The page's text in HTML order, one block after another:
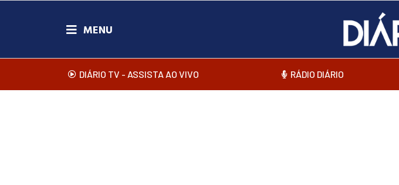
DIÁRIO TV - ASSISTA AO VIVO RÁDIO DIÁRIO